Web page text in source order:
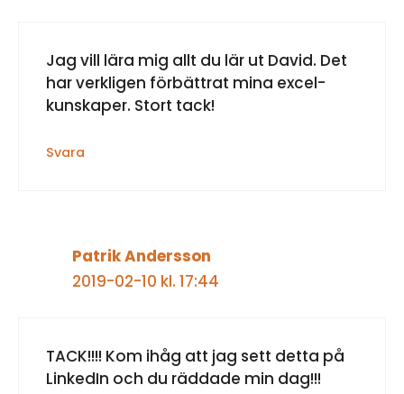
Jag vill lära mig allt du lär ut David. Det
har verkligen förbättrat mina excel-
kunskaper. Stort tack!
Svara
Patrik Andersson
2019-02-10 kl. 17:44
TACK!!!! Kom ihåg att jag sett detta på
LinkedIn och du räddade min dag!!!